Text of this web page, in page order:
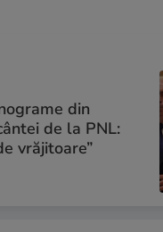
din
de la PNL:
vrăjitoare”